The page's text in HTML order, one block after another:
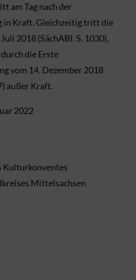
am Tag nach der
in Kraft. Gleichzeitig tritt die
2018 (SächABl. S. 1030),
die Erste
vom 14. Dezember 2018
außer Kraft.
2022
Kulturkonventes
Mittelsachsen